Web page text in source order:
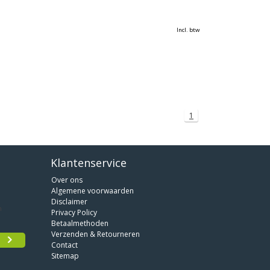
Incl. btw
1
Klantenservice
Over ons
Algemene voorwaarden
Disclaimer
Privacy Policy
Betaalmethoden
Verzenden & Retourneren
Contact
Sitemap